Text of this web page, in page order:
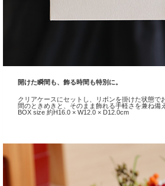
開けた瞬間も、飾る時間も特別に。
クリアケースにセットし、リボンを掛けた状態で
間のときめきと、そのまま飾れる手軽さを兼ね備
BOX size 約H16.0 × W12.0 × D12.0cm